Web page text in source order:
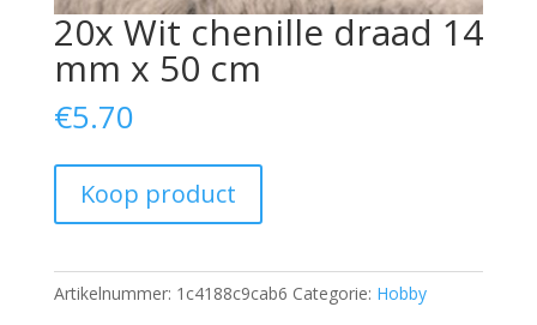
20x Wit chenille draad 14
mm x 50 cm
€5.70
Koop product
Artikelnummer: 1c4188c9cab6 Categorie: Hobby